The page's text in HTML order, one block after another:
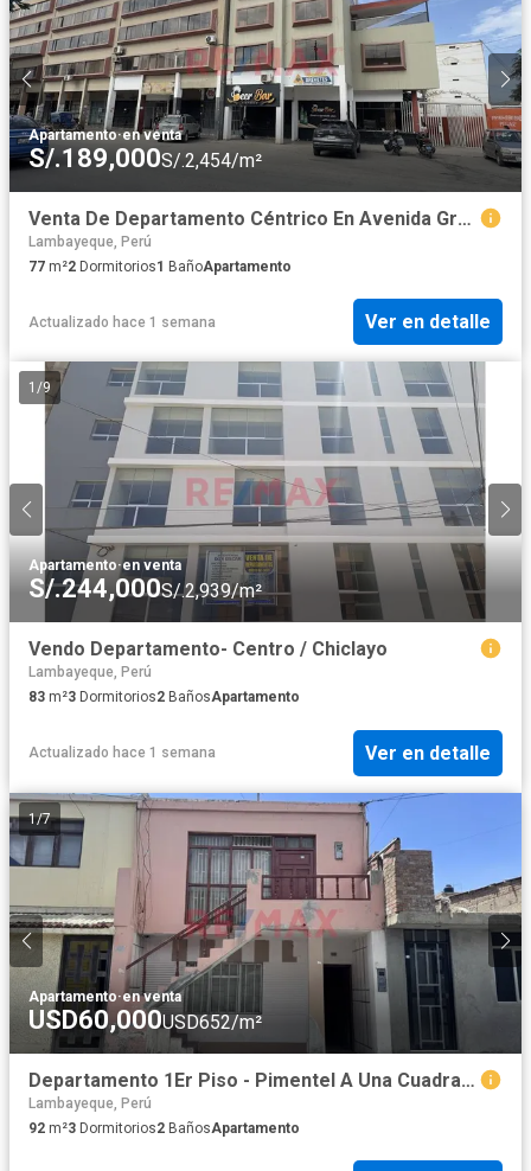
Apartamento·en venta
S/.189,000S/.2,454/m²
Venta De Departamento Céntrico En Avenida Grau – Chiclayo
Lambayeque, Perú
77 m²2 Dormitorios1 BañoApartamento
Actualizado hace 1 semana Ver en detalle
1 /9
Apartamento·en venta
S/.244,000S/.2,939/m²
Vendo Departamento- Centro / Chiclayo
Lambayeque, Perú
83 m²3 Dormitorios2 BañosApartamento
Actualizado hace 1 semana Ver en detalle
1/7
Apartamento·en venta
USD60,000USD652/m²
Departamento 1Er Piso - Pimentel A Una Cuadra De La Plaza Principal
Lambayeque, Perú
92 m²3 Dormitorios2 BañosApartamento